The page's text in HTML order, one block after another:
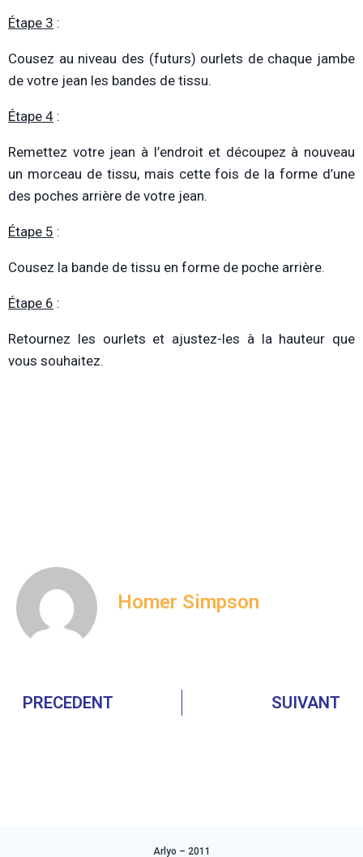
Étape 3 :
Cousez au niveau des (futurs) ourlets de chaque jambe
de votre jean les bandes de tissu.
Étape 4 :
Remettez votre jean à l’endroit et découpez à nouveau
un morceau de tissu, mais cette fois de la forme d’une
des poches arrière de votre jean.
Étape 5 :
Cousez la bande de tissu en forme de poche arrière.
Étape 6 :
Retournez les ourlets et ajustez-les à la hauteur que
vous souhaitez.
Homer Simpson
PRECEDENT SUIVANT
Arlyo – 2011